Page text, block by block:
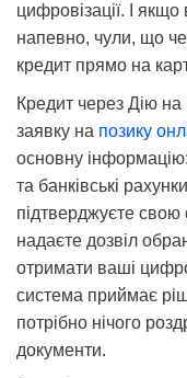
цифровізації. І
напевно, чули, що
кредит прямо на
Кредит через Дію на
заявку на позику
основну
та банківські
підтверджуєте свою
надаєте дозвіл
отримати ваші
система приймає
потрібно нічого
документи.